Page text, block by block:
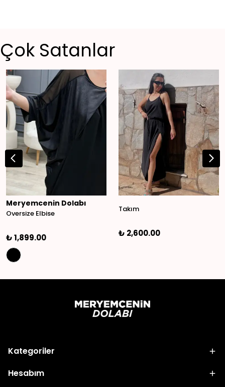
Çok Satanlar
Meryemcenin Dolabı
Oversize Elbise
₺ 1,899.00
Takım
₺ 2,600.00
Kategoriler
Hesabım